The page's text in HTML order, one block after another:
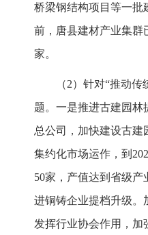
桥梁钢结构项目等一批
前，唐县建材产业集群
家。
（2）针对“推动
题。一是推进古建园林
总公司，加快建设古建
集约化市场运作，到
50家，产值达到省级产
进铜铸企业提档升级。
发挥行业协会作用，加